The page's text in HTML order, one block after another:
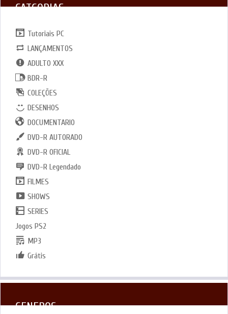
CATGORIAS
Tutoriais PC
LANÇAMENTOS
ADULTO XXX
BDR-R
COLEÇÕES
DESENHOS
DOCUMENTARIO
DVD-R AUTORADO
DVD-R OFICIAL
DVD-R Legendado
FILMES
SHOWS
SERIES
Jogos PS2
MP3
Grátis
GENEROS